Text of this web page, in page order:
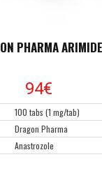
PHARMA
94€
100 tabs (1 mg/tab)
Dragon Pharma
Anastrozole